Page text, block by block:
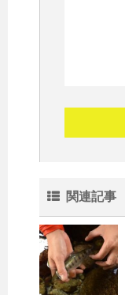
関連記事